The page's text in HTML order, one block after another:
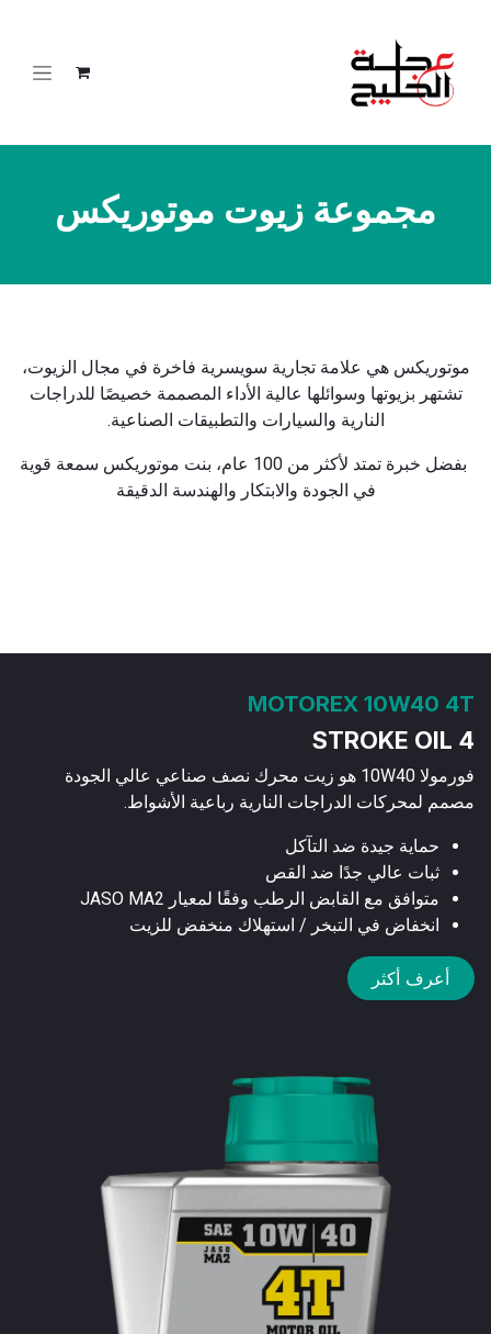
مجموعة زيوت موتوريكس
موتوريكس هي علامة تجارية سويسرية فاخرة في مجال الزيوت،
تشتهر بزيوتها وسوائلها عالية الأداء المصممة خصيصًا للدراجات
النارية والسيارات والتطبيقات الصناعية.
بفضل خبرة تمتد لأكثر من 100 عام، بنت موتوريكس سمعة قوية
في الجودة والابتكار والهندسة الدقيقة
MOTOREX 10W40 4T
4 STROKE OIL
فورمولا 10W40 هو زيت محرك نصف صناعي عالي الجودة
مصمم لمحركات الدراجات النارية رباعية الأشواط.
حماية جيدة ضد التآكل
ثبات عالي جدًا ضد القص
متوافق مع القابض الرطب وفقًا لمعيار JASO MA2
انخفاض في التبخر / استهلاك منخفض للزيت
أعرف أكثر